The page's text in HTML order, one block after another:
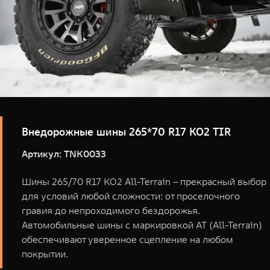
Внедорожные шины 265*70 R17 KO2 TIR
Артикул: TNK0033
Шины 265/70 R17 KO2 All-Terrain – прекрасный выбор
для условий любой сложности: от проселочного
гравия до непроходимого бездорожья.
Автомобильные шины с маркировкой AT (All-Terrain)
обеспечивают уверенное сцепление на любом
покрытии.